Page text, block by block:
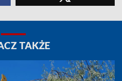
TAKŻE